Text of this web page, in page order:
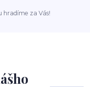
za Vás!